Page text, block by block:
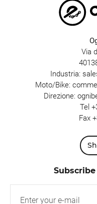
Via
Industria:
Moto/Bike:
Direzione:
Tel
Fax